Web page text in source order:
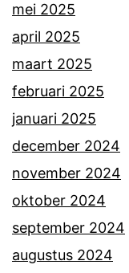
mei 2025
april 2025
maart 2025
februari 2025
januari 2025
december 2024
november 2024
oktober 2024
september 2024
augustus 2024